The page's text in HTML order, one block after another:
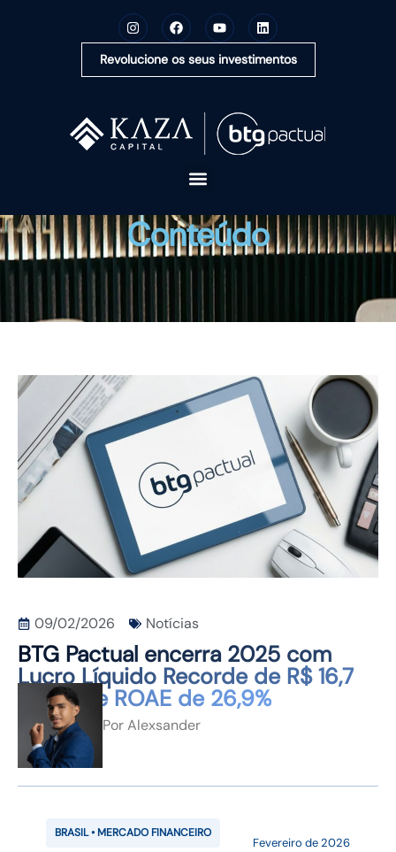
Revolucione os seus investimentos
A KAZA CAPITAL
SOLUÇÕES
MONTE SUA CARTEIRA
CONTEÚDOS
CONTATO
Conteúdo
09/02/2026 Notícias
BTG Pactual encerra 2025 com
Lucro Líquido Recorde de R$ 16,7
Bilhões e ROAE de 26,9%
PorAlexsander
BRASIL • MERCADO FINANCEIRO
Fevereiro de 2026